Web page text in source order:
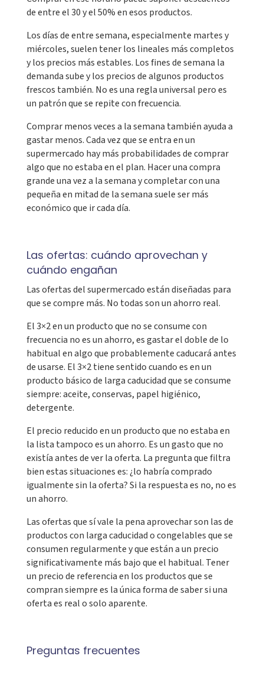
de entre el 30 y el 50% en esos productos.
Los días de entre semana, especialmente martes y
miércoles, suelen tener los lineales más completos
y los precios más estables. Los fines de semana la
demanda sube y los precios de algunos productos
frescos también. No es una regla universal pero es
un patrón que se repite con frecuencia.
Comprar menos veces a la semana también ayuda a
gastar menos. Cada vez que se entra en un
supermercado hay más probabilidades de comprar
algo que no estaba en el plan. Hacer una compra
grande una vez a la semana y completar con una
pequeña en mitad de la semana suele ser más
económico que ir cada día.
Las ofertas: cuándo aprovechan y
cuándo engañan
Las ofertas del supermercado están diseñadas para
que se compre más. No todas son un ahorro real.
El 3×2 en un producto que no se consume con
frecuencia no es un ahorro, es gastar el doble de lo
habitual en algo que probablemente caducará antes
de usarse. El 3×2 tiene sentido cuando es en un
producto básico de larga caducidad que se consume
siempre: aceite, conservas, papel higiénico,
detergente.
El precio reducido en un producto que no estaba en
la lista tampoco es un ahorro. Es un gasto que no
existía antes de ver la oferta. La pregunta que filtra
bien estas situaciones es: ¿lo habría comprado
igualmente sin la oferta? Si la respuesta es no, no es
un ahorro.
Las ofertas que sí vale la pena aprovechar son las de
productos con larga caducidad o congelables que se
consumen regularmente y que están a un precio
significativamente más bajo que el habitual. Tener
un precio de referencia en los productos que se
compran siempre es la única forma de saber si una
oferta es real o solo aparente.
Preguntas frecuentes